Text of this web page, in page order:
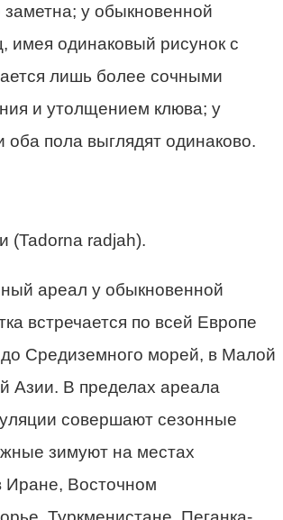
у обыкновенной
имея одинаковый рисунок с
лишь более сочными
и утолщением клюва; у
оба пола выглядят одинаково.
(Tadorna radjah).
ареал у обыкновенной
встречается по всей Европе
Средиземного морей, в Малой
Азии. В пределах ареала
совершают сезонные
зимуют на местах
Иране, Восточном